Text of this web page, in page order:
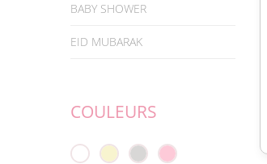
BABY SHOWER
EID MUBARAK
COULEURS